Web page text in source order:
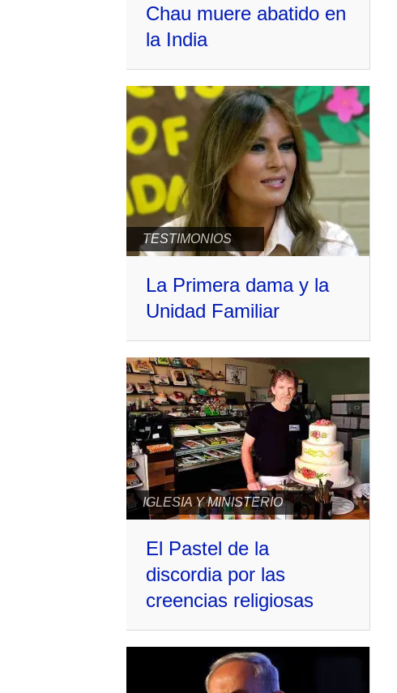
Chau muere abatido en
la India
TESTIMONIOS
La Primera dama y la
Unidad Familiar
IGLESIA Y MINISTERIO
El Pastel de la
discordia por las
creencias religiosas